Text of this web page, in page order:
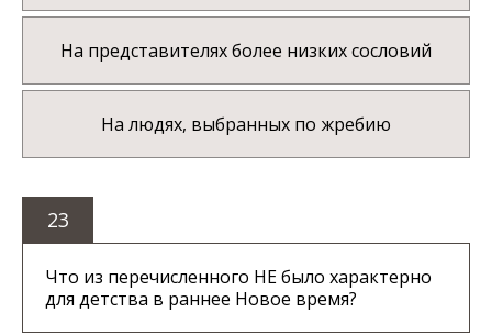
На представителях более низких сословий
На людях, выбранных по жребию
23
Что из перечисленного НЕ было характерно
для детства в раннее Новое время?